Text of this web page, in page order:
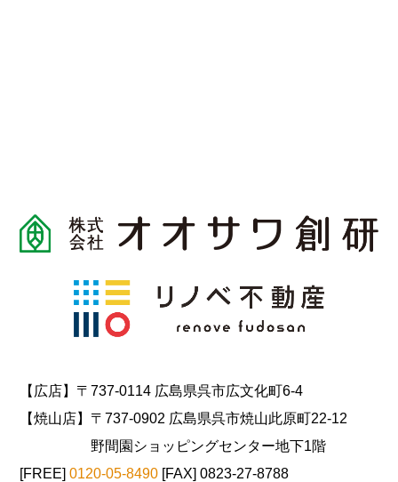
【広店】〒737-0114 広島県呉市広文化町6-4
【焼山店】〒737-0902 広島県呉市焼山此原町22-12
野間園ショッピングセンター地下1階
[FREE]0120-05-8490 [FAX] 0823-27-8788